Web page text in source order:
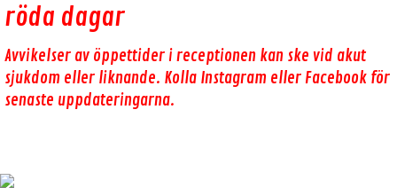
röda dagar
Avvikelser av öppettider i receptionen kan ske vid akut
sjukdom eller liknande. Kolla Instagram eller Facebook för
senaste uppdateringarna.